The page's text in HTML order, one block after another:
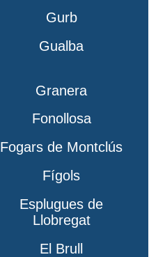
Gurb
Gualba
Granera
Fonollosa
Fogars de Montclús
Fígols
Esplugues de
Llobregat
El Brull